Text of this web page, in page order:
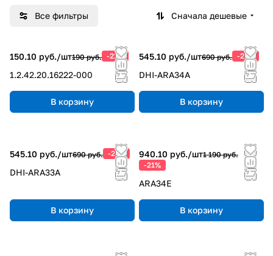
Все фильтры Сначала дешевые
150.10 руб./шт190 руб. -21%
1.2.42.20.16222-000
В корзину
545.10 руб./шт690 руб. -21%
DHI-ARA34A
В корзину
545.10 руб./шт690 руб. -21%
DHI-ARA33A
В корзину
940.10 руб./шт1 190 руб.
-21%
ARA34E
В корзину